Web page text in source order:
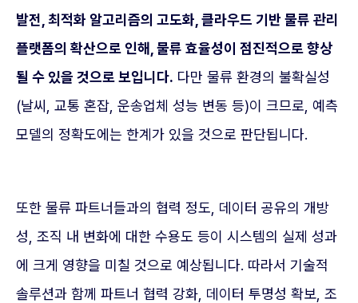
발전, 최적화 알고리즘의 고도화, 클라우드 기반 물류 관리
플랫폼의 확산으로 인해, 물류 효율성이 점진적으로 향상
될 수 있을 것으로 보입니다. 다만 물류 환경의 불확실성
(날씨, 교통 혼잡, 운송업체 성능 변동 등)이 크므로, 예측
모델의 정확도에는 한계가 있을 것으로 판단됩니다.
또한 물류 파트너들과의 협력 정도, 데이터 공유의 개방
성, 조직 내 변화에 대한 수용도 등이 시스템의 실제 성과
에 크게 영향을 미칠 것으로 예상됩니다. 따라서 기술적
솔루션과 함께 파트너 협력 강화, 데이터 투명성 확보, 조